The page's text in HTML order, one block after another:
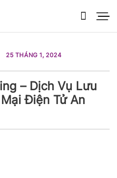
25 THÁNG 1, 2024
– Dịch Vụ Lưu
Điện Tử An